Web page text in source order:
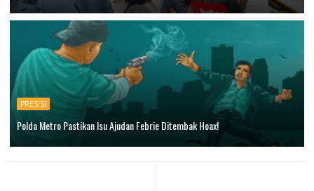
PRESISI
Polda Metro Pastikan Isu Ajudan Febrie Ditembak Hoax!